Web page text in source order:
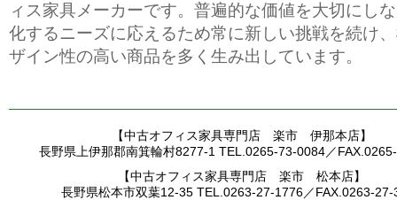
ィス家具メーカーです。普遍的な価値を大切にし
化するニーズに応えるため常に新しい挑戦を続け
ザイン性の高い商品を多く生み出しています。
【中古オフィス家具専門店 楽市 伊那本店】
長野県上伊那郡南箕輪村8277-1 TEL.0265-73-0084／
【中古オフィス家具専門店 楽市 松本店】
長野県松本市双葉12-35 TEL.0263-27-1776／FAX.0263-27-